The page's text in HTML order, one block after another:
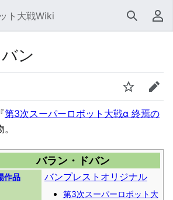
ト大戦Wiki 検索 利
ン
ウォッチ編集
第3次スーパーロボット大戦α 終焉の
バラン・ドバン
作品 バンプレストオリジナル
第3次スーパーロボット大